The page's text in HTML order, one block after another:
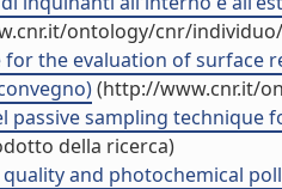
ontology/cnr/
the evaluation of surface
(http://www.cnr.it/
passive sampling
della ricerca)
and photochemical